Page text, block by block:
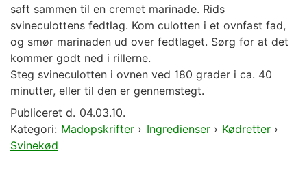
saft sammen til en cremet marinade. Rids
svineculottens fedtlag. Kom culotten i et ovnfast fad,
og smør marinaden ud over fedtlaget. Sørg for at det
kommer godt ned i rillerne.
Steg svineculotten i ovnen ved 180 grader i ca. 40
minutter, eller til den er gennemstegt.
Publiceret d. 04.03.10.
Kategori: Madopskrifter › Ingredienser› Kødretter ›
Svinekød